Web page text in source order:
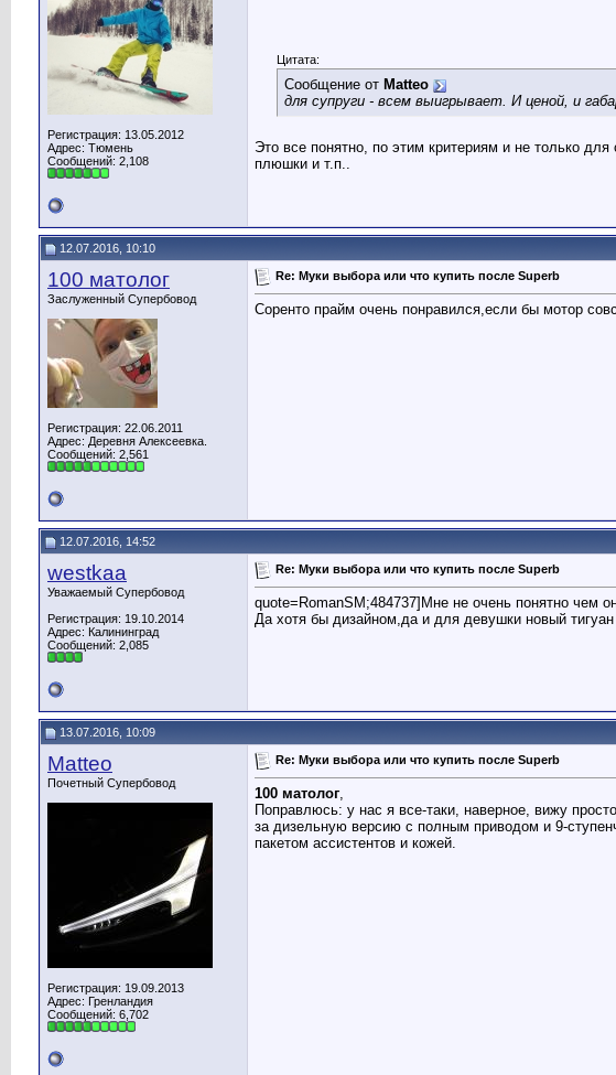
Регистрация: 13.05.2012
Адрес: Тюмень
Сообщений: 2,108
Цитата:
Сообщение от Matteo
для супруги - всем выигрывает. И ценой, и
Это все понятно, по этим критериям и не только для
плюшки и т.п..
12.07.2016, 10:10
100 матолог
Заслуженный Супербовод
Регистрация: 22.06.2011
Адрес: Деревня Алексеевка.
Сообщений: 2,561
Re: Муки выбора или что купить после Superb
Соренто прайм очень понравился,если бы мотор
12.07.2016, 14:52
westkaa
Уважаемый Супербовод
Регистрация: 19.10.2014
Адрес: Калининград
Сообщений: 2,085
Re: Муки выбора или что купить после Superb
quote=RomanSM;484737]Мне не очень понятно чем
Да хотя бы дизайном,да и для девушки новый
13.07.2016, 10:09
Matteo
Почетный Супербовод
Регистрация: 19.09.2013
Адрес: Гренландия
Сообщений: 6,702
Re: Муки выбора или что купить после Superb
100 матолог,
Поправлюсь: у нас я все-таки, наверное, вижу
за дизельную версию с полным приводом и 9-
пакетом ассистентов и кожей.